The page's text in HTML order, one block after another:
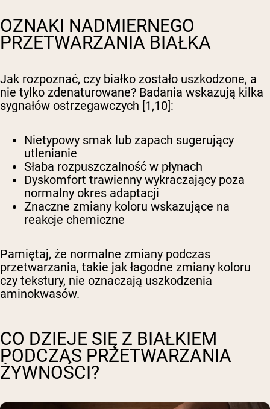
OZNAKI NADMIERNEGO
PRZETWARZANIA BIAŁKA
Jak rozpoznać, czy białko zostało uszkodzone, a
nie tylko zdenaturowane? Badania wskazują kilka
sygnałów ostrzegawczych [1,10]:
Nietypowy smak lub zapach sugerujący
utlenianie
Słaba rozpuszczalność w płynach
Dyskomfort trawienny wykraczający poza
normalny okres adaptacji
Znaczne zmiany koloru wskazujące na
reakcje chemiczne
Pamiętaj, że normalne zmiany podczas
przetwarzania, takie jak łagodne zmiany koloru
czy tekstury, nie oznaczają uszkodzenia
aminokwasów.
CO DZIEJE SIĘ Z BIAŁKIEM
PODCZAS PRZETWARZANIA
ŻYWNOŚCI?